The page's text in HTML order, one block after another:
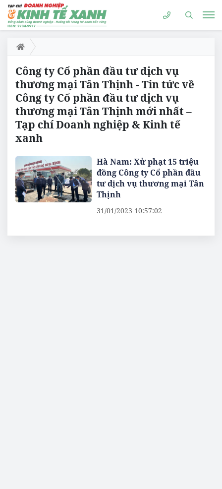
Công ty Cổ phần đầu tư dịch vụ
thương mại Tân Thịnh - Tin tức về
Công ty Cổ phần đầu tư dịch vụ
thương mại Tân Thịnh mới nhất –
Tạp chí Doanh nghiệp & Kinh tế
xanh
Hà Nam: Xử phạt 15 triệu
đồng Công ty Cổ phần đầu
tư dịch vụ thương mại Tân
Thịnh
31/01/2023 10:57:02